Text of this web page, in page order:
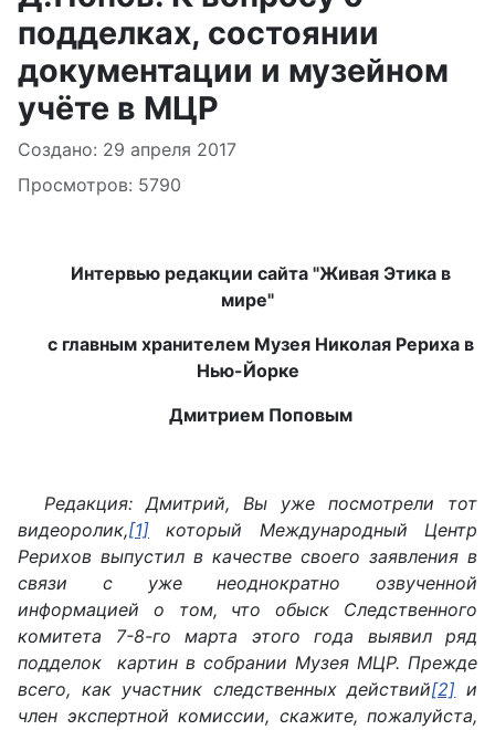
подделках, состоянии
документации и музейном
учёте в МЦР
Информация о материале
Создано: 29 апреля 2017
Просмотров: 5790
Интервью редакции сайта "Живая Этика в
мире"
с главным хранителем Музея Николая Рериха в
Нью-Йорке
Дмитрием Поповым
Редакция: Дмитрий, Вы уже посмотрели тот
видеоролик,[1] который Международный Центр
Рерихов выпустил в качестве своего заявления в
связи с уже неоднократно озвученной
информацией о том, что обыск Следственного
комитета 7-8-го марта этого года выявил ряд
подделок картин в собрании Музея МЦР. Прежде
всего, как участник следственных действий[2] и
член экспертной комиссии, скажите, пожалуйста,